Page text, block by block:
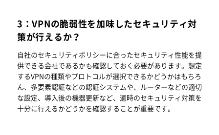
3：VPNの脆弱性を加味したセキュリティ対
策が行えるか？
自社のセキュリティポリシーに合ったセキュリティ性能を提
供できる会社であるかも確認しておく必要があります。想定
するVPNの種類やプロトコルが選択できるかどうかはもちろ
ん、多要素認証などの認証システムや、ルーターなどの適切
な設定、導入後の機器更新など、適時のセキュリティ対策を
十分に行えるかどうかを確認することが重要です。